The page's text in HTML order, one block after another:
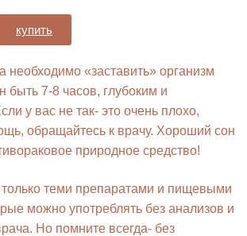
купить
необходимо «заставить» организм
быть 7-8 часов, глубоким и
у вас не так- это очень плохо,
обращайтесь к врачу. Хороший сон
природное средство!
теми препаратами и пищевыми
можно употреблять без анализов и
Но помните всегда- без